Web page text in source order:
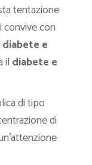
tentazione
convive con
diabete e
il diabete e
di tipo
di